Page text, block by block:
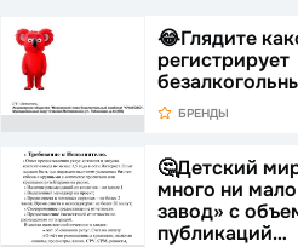
😂Глядите
регистрирует
БРЕНДЫ
🤔Детский
много ни
завод» с
публикаций…